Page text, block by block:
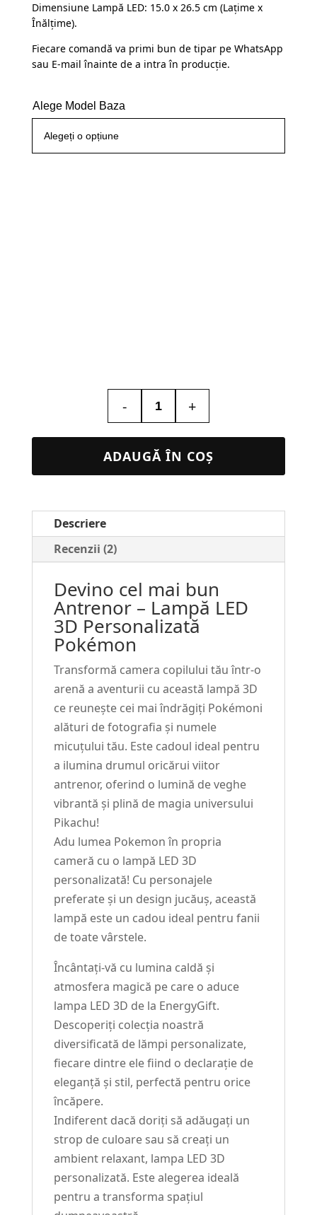
Dimensiune Lampă LED: 15.0 x 26.5 cm (Lațime x
Înălțime).
Fiecare comandă va primi bun de tipar pe WhatsApp
sau E-mail înainte de a intra în producție.
Alege Model Baza
-
Cantitate
Lampa
3D
Personalizată
poza
Design
Pokemon
cu
Poză
Nume
#203
+
ADAUGĂ ÎN COȘ
Descriere
Recenzii (2)
Devino cel mai bun
Antrenor – Lampă LED
3D Personalizată
Pokémon
Transformă camera copilului tău într-o
arenă a aventurii cu această lampă 3D
ce reunește cei mai îndrăgiți Pokémoni
alături de fotografia și numele
micuțului tău. Este cadoul ideal pentru
a ilumina drumul oricărui viitor
antrenor, oferind o lumină de veghe
vibrantă și plină de magia universului
Pikachu!
Adu lumea Pokemon în propria
cameră cu o lampă LED 3D
personalizată! Cu personajele
preferate și un design jucăuș, această
lampă este un cadou ideal pentru fanii
de toate vârstele.
Încântați-vă cu lumina caldă și
atmosfera magică pe care o aduce
lampa LED 3D de la EnergyGift.
Descoperiți colecția noastră
diversificată de lămpi personalizate,
fiecare dintre ele fiind o declarație de
eleganță și stil, perfectă pentru orice
încăpere.
Indiferent dacă doriți să adăugați un
strop de culoare sau să creați un
ambient relaxant, lampa LED 3D
personalizată. Este alegerea ideală
pentru a transforma spațiul